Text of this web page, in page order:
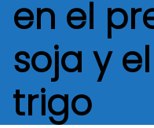
en el
soja y
trigo